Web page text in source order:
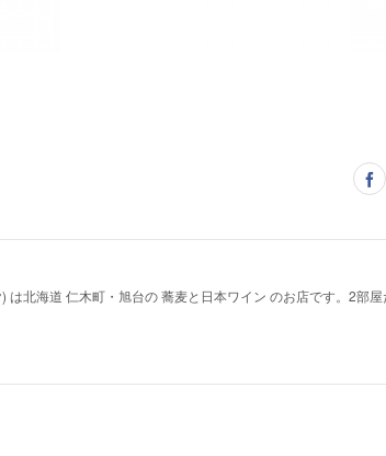
は北海道 仁木町・旭台の 蕎麦と日本ワイン のお店です。2部